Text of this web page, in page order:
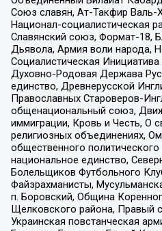
Союз славян, Ат-Такфир Валь-
Национал-социалистическая
Славянский союз, Формат-18,
Дьявола, Армия воли народа,
Социалистическая
Духовно-Родовая Держава
единство, Древнерусской
Православных Староверов-
общенациональный союз,
иммиграции, Кровь и Честь, О
религиозных объединениях,
общественного
национальное единство,
Болельщиков Футбольного
Файзрахманисты,
п. Боровский, Община
Щелковского района, Правый
Украинская повстанческая